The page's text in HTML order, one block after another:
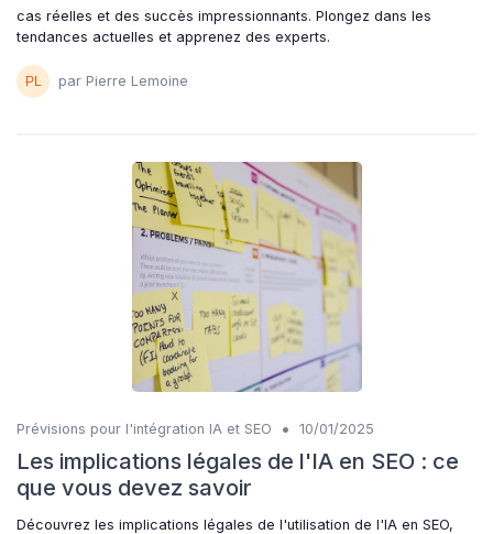
cas réelles et des succès impressionnants. Plongez dans les
tendances actuelles et apprenez des experts.
par Pierre Lemoine
Prévisions pour l'intégration IA et SEO • 10/01/2025
Les implications légales de l'IA en SEO : ce
que vous devez savoir
Découvrez les implications légales de l'utilisation de l'IA en SEO,